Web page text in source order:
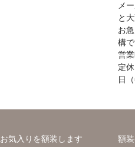
メ
と
お
構で
営
定
日
お気入りを額装します 額